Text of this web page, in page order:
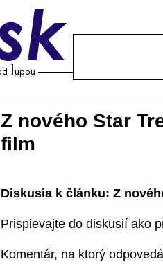
Z nového Star
film
Diskusia k článku: Z
Prispievajte do diskusií ako
Komentár, na ktorý